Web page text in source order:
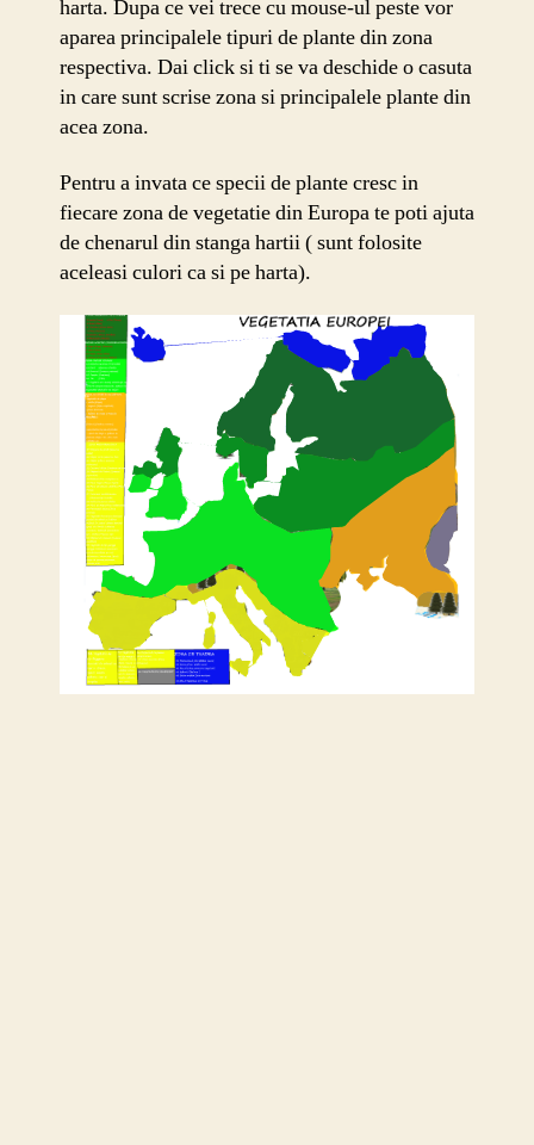
harta. Dupa ce vei trece cu mouse-ul peste vor
aparea principalele tipuri de plante din zona
respectiva. Dai click si ti se va deschide o casuta
in care sunt scrise zona si principalele plante din
acea zona.
Pentru a invata ce specii de plante cresc in
fiecare zona de vegetatie din Europa te poti ajuta
de chenarul din stanga hartii ( sunt folosite
aceleasi culori ca si pe harta).